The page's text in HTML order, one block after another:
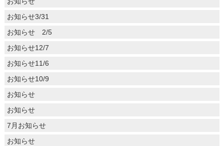
お知らせ3/31
お知らせ 2/5
お知らせ12/7
お知らせ11/6
お知らせ10/9
お知らせ
お知らせ
7月お知らせ
お知らせ